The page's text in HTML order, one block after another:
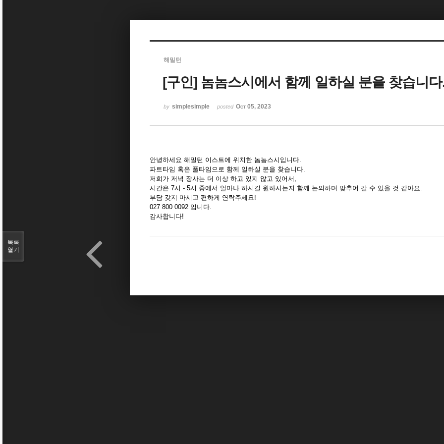
해밀턴
[구인] 놈놈스시에서 함께 일하실 분을 찾습니
by simplesimple posted Oct 05, 2023
안녕하세요 해밀턴 이스트에 위치한 놈놈스시입니다.
파트타임 혹은 풀타임으로 함께 일하실 분을 찾습니다.
저희가 저녁 장사는 더 이상 하고 있지 않고 있어서,
시간은 7시 - 5시 중에서 얼마나 하시길 원하시는지 함께 논의하며 맞추어 갈 수 있을 것 같아요.
부담 갖지 마시고 편하게 연락주세요!
027 800 0092 입니다.
감사합니다!
목록
열기
Sketchbook5, 스케치북5
Sketchbook5, 스케치북5